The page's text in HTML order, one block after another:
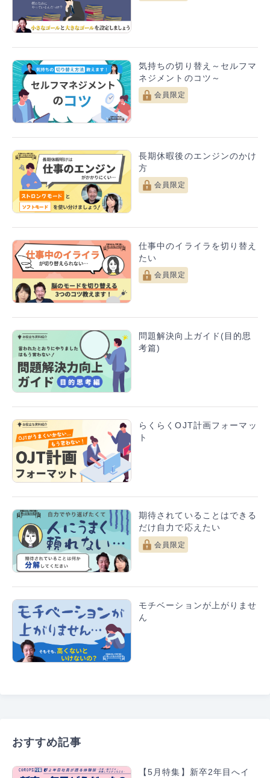
気持ちの切り替え～セルフマ
ネジメントのコツ～
会員限定
長期休暇後のエンジンのかけ
方
会員限定
仕事中のイライラを切り替え
たい
会員限定
問題解決向上ガイド(目的思
考篇)
らくらくOJT計画フォーマッ
ト
期待されていることはできる
だけ自力で応えたい
会員限定
モチベーションが上がりませ
ん
おすすめ記事
【5月特集】新卒2年目へイ